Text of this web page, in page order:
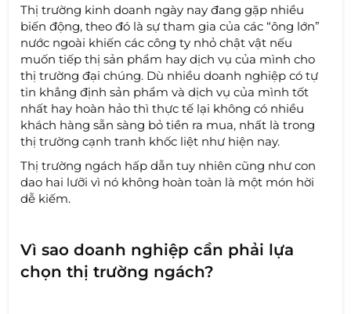
Thị trường kinh doanh ngày nay đang gặp nhiều
biến động, theo đó là sự tham gia của các “ông lớn”
nước ngoài khiến các công ty nhỏ chật vật nếu
muốn tiếp thị sản phẩm hay dịch vụ của mình cho
thị trường đại chúng. Dù nhiều doanh nghiệp có tự
tin khẳng định sản phẩm và dịch vụ của mình tốt
nhất hay hoàn hảo thì thực tế lại không có nhiều
khách hàng sẵn sàng bỏ tiền ra mua, nhất là trong
thị trường cạnh tranh khốc liệt như hiện nay.
Thị trường ngách hấp dẫn tuy nhiên cũng như con
dao hai lưỡi vì nó không hoàn toàn là một món hời
dễ kiếm.
Vì sao doanh nghiệp cần phải lựa
chọn thị trường ngách?